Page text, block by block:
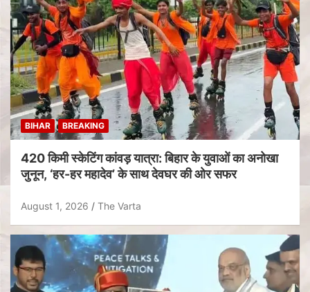
BIHAR BREAKING
420 किमी स्केटिंग कांवड़ यात्रा: बिहार के युवाओं का अनोखा
जुनून, ‘हर-हर महादेव’ के साथ देवघर की ओर सफर
August 1, 2026 The Varta